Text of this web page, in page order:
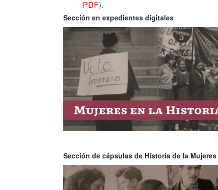
PDF).
Sección en expedientes digitales
Sección de cápsulas de Historia de la